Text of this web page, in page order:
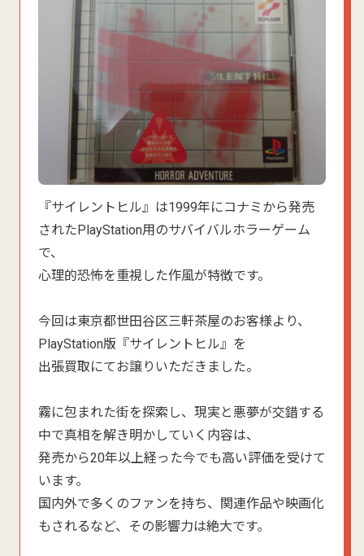
『サイレントヒル』は1999年にコナミから発売
されたPlayStation用のサバイバルホラーゲーム
で、
心理的恐怖を重視した作風が特徴です。
今回は東京都世田谷区三軒茶屋のお客様より、
PlayStation版『サイレントヒル』を
出張買取にてお譲りいただきました。
霧に包まれた街を探索し、現実と悪夢が交錯する
中で真相を解き明かしていく内容は、
発売から20年以上経った今でも高い評価を受けて
います。
国内外で多くのファンを持ち、関連作品や映画化
もされるなど、その影響力は絶大です。